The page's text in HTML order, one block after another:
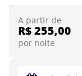
A partir de
R$ 255,00
por noite